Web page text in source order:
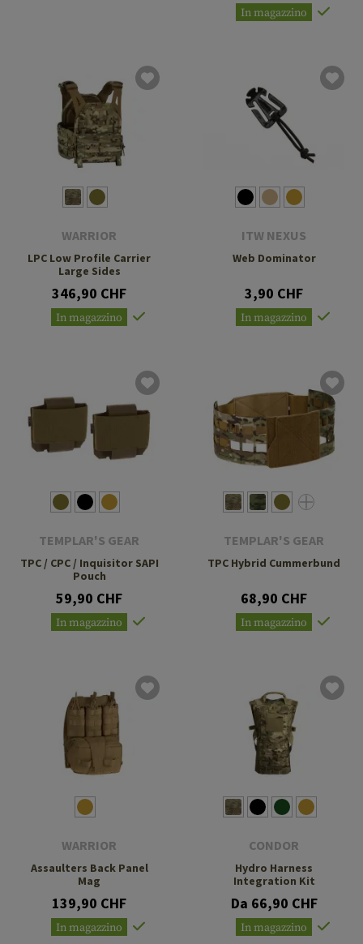
In magazzino
WARRIOR
LPC Low Profile Carrier
Large Sides
346,90 CHF
In magazzino
ITW NEXUS
Web Dominator
3,90 CHF
In magazzino
TEMPLAR'S GEAR
TPC / CPC / Inquisitor SAPI
Pouch
59,90 CHF
In magazzino
TEMPLAR'S GEAR
TPC Hybrid Cummerbund
68,90 CHF
In magazzino
WARRIOR
Assaulters Back Panel
Mag
139,90 CHF
In magazzino
CONDOR
Hydro Harness
Integration Kit
Da 66,90 CHF
In magazzino